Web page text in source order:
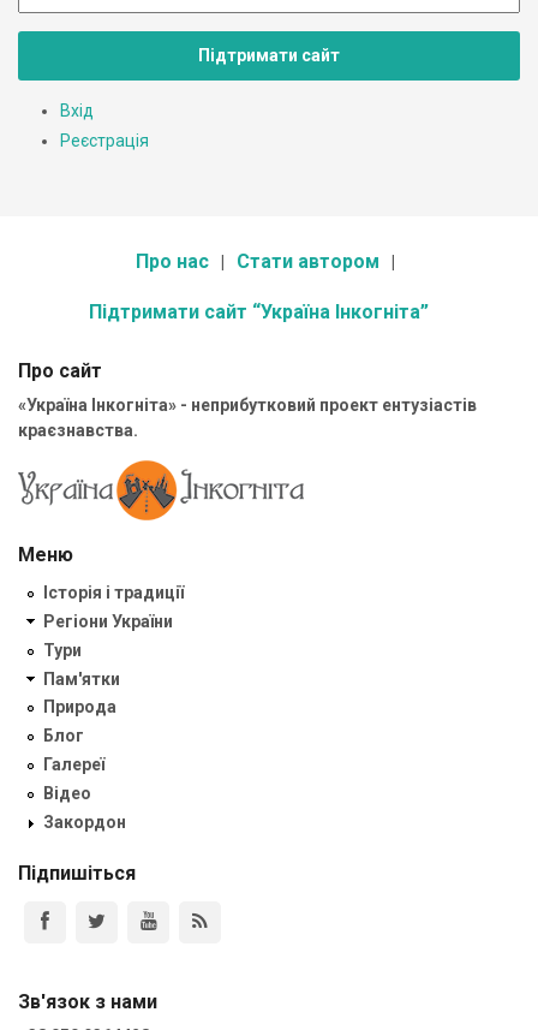
Підтримати сайт
Вхід
Реєстрація
Про нас Стати автором
Підтримати сайт “Україна Інкогніта”
Про сайт
«Україна Інкогніта» - неприбутковий проект ентузіастів
краєзнавства.
Меню
Історія і традиції
Регіони України
Тури
Пам'ятки
Природа
Блог
Галереї
Відео
Закордон
Підпишіться
Зв'язок з нами